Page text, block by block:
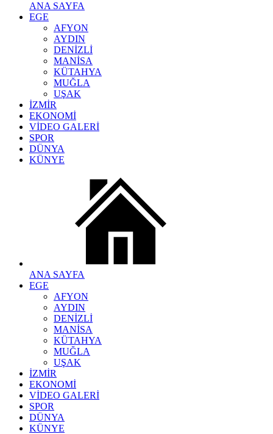
ANA SAYFA
EGE
AFYON
AYDIN
DENİZLİ
MANİSA
KÜTAHYA
MUĞLA
UŞAK
İZMİR
EKONOMİ
VİDEO GALERİ
SPOR
DÜNYA
KÜNYE
ANA SAYFA
EGE
AFYON
AYDIN
DENİZLİ
MANİSA
KÜTAHYA
MUĞLA
UŞAK
İZMİR
EKONOMİ
VİDEO GALERİ
SPOR
DÜNYA
KÜNYE